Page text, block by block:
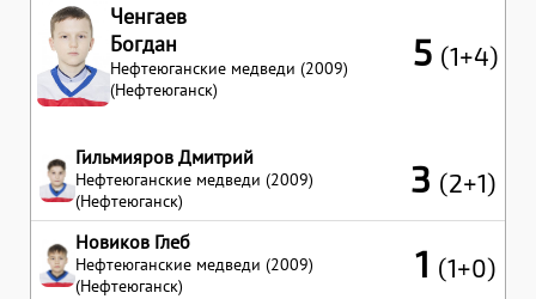
Ченгаев
Богдан
Нефтеюганские медведи (2009)
(Нефтеюганск)
5 (1+4)
Гильмияров Дмитрий
Нефтеюганские медведи (2009)
(Нефтеюганск)
3 (2+1)
Новиков Глеб
Нефтеюганские медведи (2009)
(Нефтеюганск)
1 (1+0)